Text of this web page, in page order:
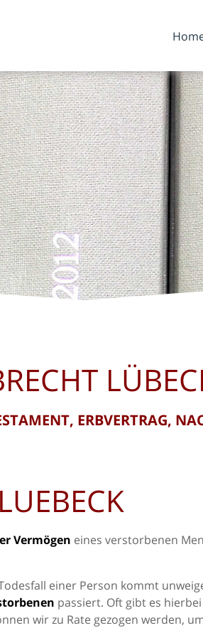
ERBVERTRAG,
Vermögen eines verstorbenen
einer Person kommt
passiert. Oft gibt es
wir zu Rate gezogen werden,